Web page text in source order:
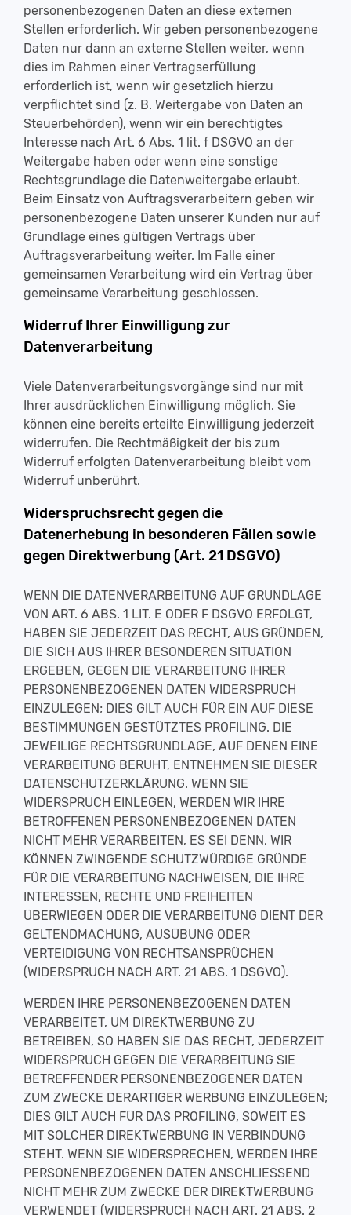
personenbezogenen Daten an diese externen
Stellen erforderlich. Wir geben personenbezogene
Daten nur dann an externe Stellen weiter, wenn
dies im Rahmen einer Vertragserfüllung
erforderlich ist, wenn wir gesetzlich hierzu
verpflichtet sind (z. B. Weitergabe von Daten an
Steuerbehörden), wenn wir ein berechtigtes
Interesse nach Art. 6 Abs. 1 lit. f DSGVO an der
Weitergabe haben oder wenn eine sonstige
Rechtsgrundlage die Datenweitergabe erlaubt.
Beim Einsatz von Auftragsverarbeitern geben wir
personenbezogene Daten unserer Kunden nur auf
Grundlage eines gültigen Vertrags über
Auftragsverarbeitung weiter. Im Falle einer
gemeinsamen Verarbeitung wird ein Vertrag über
gemeinsame Verarbeitung geschlossen.
Widerruf Ihrer Einwilligung zur
Datenverarbeitung
Viele Datenverarbeitungsvorgänge sind nur mit
Ihrer ausdrücklichen Einwilligung möglich. Sie
können eine bereits erteilte Einwilligung jederzeit
widerrufen. Die Rechtmäßigkeit der bis zum
Widerruf erfolgten Datenverarbeitung bleibt vom
Widerruf unberührt.
Widerspruchsrecht gegen die
Datenerhebung in besonderen Fällen sowie
gegen Direktwerbung (Art. 21 DSGVO)
WENN DIE DATENVERARBEITUNG AUF GRUNDLAGE
VON ART. 6 ABS. 1 LIT. E ODER F DSGVO ERFOLGT,
HABEN SIE JEDERZEIT DAS RECHT, AUS GRÜNDEN,
DIE SICH AUS IHRER BESONDEREN SITUATION
ERGEBEN, GEGEN DIE VERARBEITUNG IHRER
PERSONENBEZOGENEN DATEN WIDERSPRUCH
EINZULEGEN; DIES GILT AUCH FÜR EIN AUF DIESE
BESTIMMUNGEN GESTÜTZTES PROFILING. DIE
JEWEILIGE RECHTSGRUNDLAGE, AUF DENEN EINE
VERARBEITUNG BERUHT, ENTNEHMEN SIE DIESER
DATENSCHUTZERKLÄRUNG. WENN SIE
WIDERSPRUCH EINLEGEN, WERDEN WIR IHRE
BETROFFENEN PERSONENBEZOGENEN DATEN
NICHT MEHR VERARBEITEN, ES SEI DENN, WIR
KÖNNEN ZWINGENDE SCHUTZWÜRDIGE GRÜNDE
FÜR DIE VERARBEITUNG NACHWEISEN, DIE IHRE
INTERESSEN, RECHTE UND FREIHEITEN
ÜBERWIEGEN ODER DIE VERARBEITUNG DIENT DER
GELTENDMACHUNG, AUSÜBUNG ODER
VERTEIDIGUNG VON RECHTSANSPRÜCHEN
(WIDERSPRUCH NACH ART. 21 ABS. 1 DSGVO).
WERDEN IHRE PERSONENBEZOGENEN DATEN
VERARBEITET, UM DIREKTWERBUNG ZU
BETREIBEN, SO HABEN SIE DAS RECHT, JEDERZEIT
WIDERSPRUCH GEGEN DIE VERARBEITUNG SIE
BETREFFENDER PERSONENBEZOGENER DATEN
ZUM ZWECKE DERARTIGER WERBUNG EINZULEGEN;
DIES GILT AUCH FÜR DAS PROFILING, SOWEIT ES
MIT SOLCHER DIREKTWERBUNG IN VERBINDUNG
STEHT. WENN SIE WIDERSPRECHEN, WERDEN IHRE
PERSONENBEZOGENEN DATEN ANSCHLIESSEND
NICHT MEHR ZUM ZWECKE DER DIREKTWERBUNG
VERWENDET (WIDERSPRUCH NACH ART. 21 ABS. 2